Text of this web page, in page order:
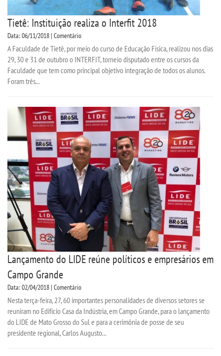
Tietê: Instituição realiza o Interfit 2018
Data: 06/11/2018 | Comentário
A Faculdade de Tietê, por meio do curso de Educação Física, realizou nos dias
29, 30 e 31 de outubro o INTERFIT, torneio disputado entre os cursos da
Faculdade que tem como principal objetivo integração de todos os alunos.
Foram três...
Lançamento do LIDE reúne políticos e empresários em
Campo Grande
Data: 02/04/2018 | Comentário
Nesta terça-feira, 27, 60 importantes personalidades de diversos setores se
reuniram no Edifício Casa da Indústria, em Campo Grande, para o lançamento
do LIDE de Mato Grosso do Sul e para a cerimônia de posse de seu
presidente regional, Carlos Augusto...